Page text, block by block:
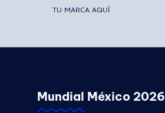
TU MARCA AQUÍ
Mundial México 2026